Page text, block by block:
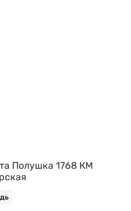
Полушка 1768 КМ